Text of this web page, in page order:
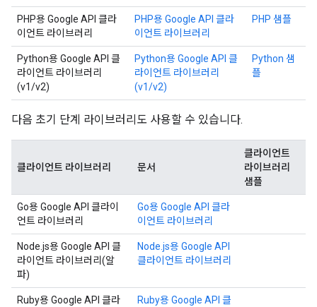
PHP용 Google API 클라
이언트 라이브러리
PHP용 Google API 클라
이언트 라이브러리
PHP 샘플
Python용 Google API 클
라이언트 라이브러리
(v1/v2)
Python용 Google API 클
라이언트 라이브러리
(v1/v2)
Python 샘
플
다음 초기 단계 라이브러리도 사용할 수 있습니다.
클라이언트 라이브러리 문서
클라이언트
라이브러리
샘플
Go용 Google API 클라이
언트 라이브러리
Go용 Google API 클라
이언트 라이브러리
Node.js용 Google API 클
라이언트 라이브러리(알
파)
Node.js용 Google API
클라이언트 라이브러리
Ruby용 Google API 클라
Ruby용 Google API 클